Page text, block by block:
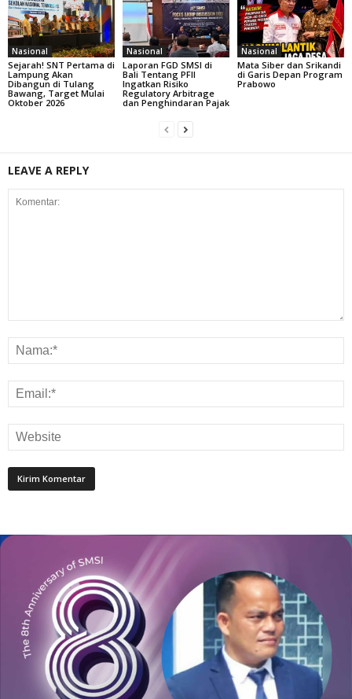
Nasional
Sejarah! SNT Pertama di
Lampung Akan
Dibangun di Tulang
Bawang, Target Mulai
Oktober 2026
Nasional
Laporan FGD SMSI di
Bali Tentang PFII
Ingatkan Risiko
Regulatory Arbitrage
dan Penghindaran Pajak
Nasional
Mata Siber dan Srikandi
di Garis Depan Program
Prabowo
LEAVE A REPLY